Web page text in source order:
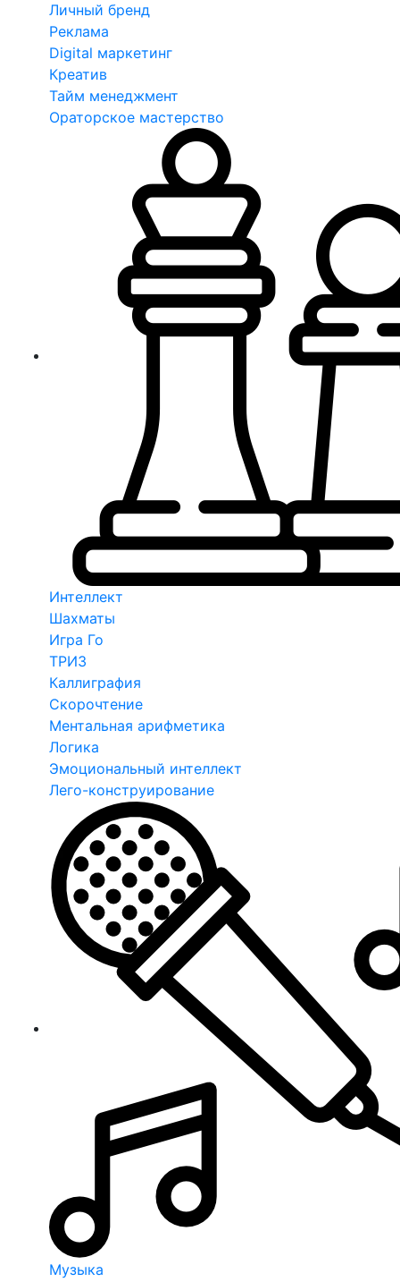
Личный бренд
Реклама
Digital маркетинг
Креатив
Тайм менеджмент
Ораторское мастерство
Интеллект
Шахматы
Игра Го
ТРИЗ
Каллиграфия
Скорочтение
Ментальная арифметика
Логика
Эмоциональный интеллект
Лего-конструирование
Музыка